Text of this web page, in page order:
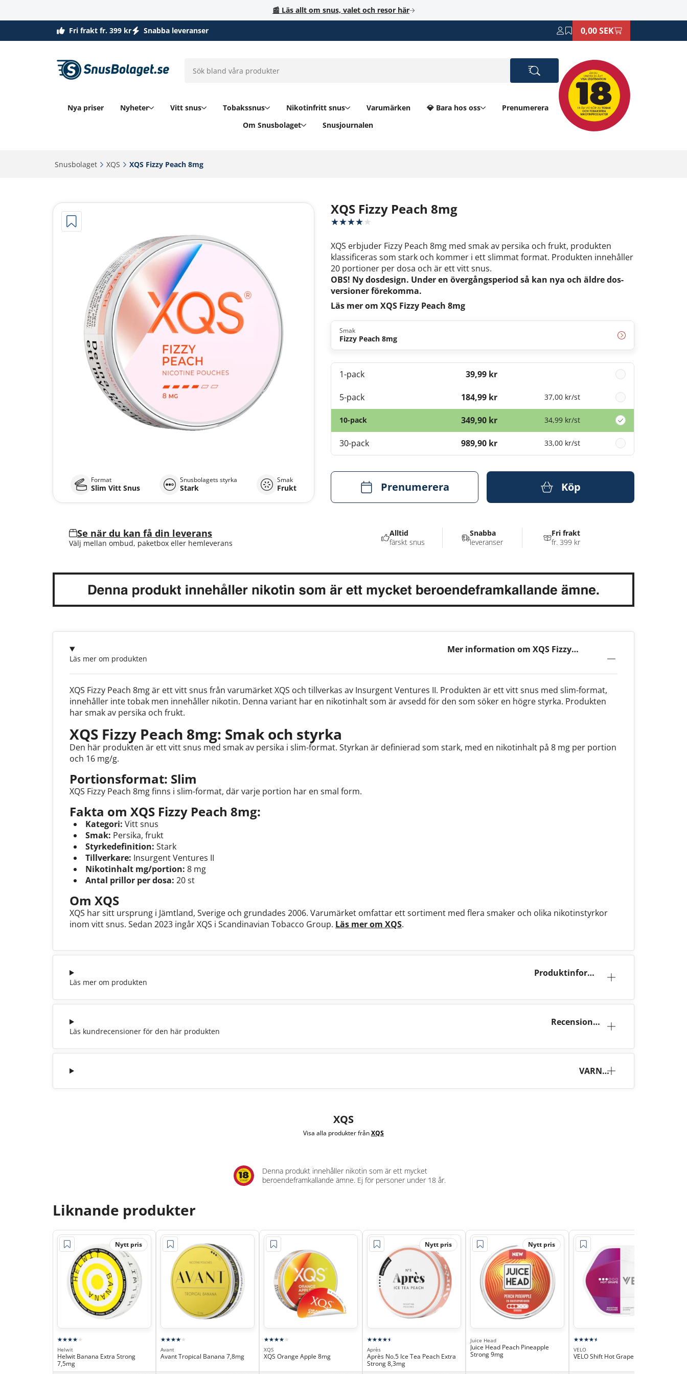
📰 Läs allt om snus, valet och resor här
Fri frakt fr. 399 kr Snabba leveranser 0,00 SEK
Nya priser Nyheter Vitt snus Tobakssnus Nikotinfritt snus Varumärken 💎 Bara hos oss
Prenumerera
Om Snusbolaget
Snusjournalen
Snusbolaget‎ XQS‎ XQS Fizzy Peach 8mg‎
XQS Fizzy Peach 8mg
XQS erbjuder Fizzy Peach 8mg med smak av persika och frukt, produkten
klassificeras som stark och kommer i ett slimmat format. Produkten innehåller
20 portioner per dosa och är ett vitt snus.
OBS! Ny dosdesign. Under en övergångsperiod så kan nya och äldre dos-
versioner förekomma.
Läs mer om XQS Fizzy Peach 8mg
Format
Slim Vitt Snus
Snusbolagets styrka
Stark
Smak
Frukt
Smak
Fizzy Peach 8mg
1-pack 39,99 kr
5-pack 184,99 kr 37,00 kr/st
10-pack 349,90 kr 34,99 kr/st
30-pack 989,90 kr 33,00 kr/st
Prenumerera Köp
Se när du kan få din leverans
Välj mellan ombud, paketbox eller hemleverans
Mer information om XQS Fizzy
Läs mer om produkten
XQS Fizzy Peach 8mg är ett vitt snus från varumärket XQS och tillverkas av Insurgent Ventures II. Produkten är ett vitt snus med slim-format,
innehåller inte tobak men innehåller nikotin. Denna variant har en nikotinhalt som är avsedd för den som söker en högre styrka. Produkten
har smak av persika och frukt.
XQS Fizzy Peach 8mg: Smak och styrka
Den här produkten är ett vitt snus med smak av persika i slim-format. Styrkan är definierad som stark, med en nikotinhalt på 8 mg per portion
och 16 mg/g.
Portionsformat: Slim
XQS Fizzy Peach 8mg finns i slim-format, där varje portion har en smal form.
Fakta om XQS Fizzy Peach 8mg:
Kategori: Vitt snus
Smak: Persika, frukt
Styrkedefinition: Stark
Tillverkare: Insurgent Ventures II
Nikotinhalt mg/portion: 8 mg
Antal prillor per dosa: 20 st
Om XQS
XQS har sitt ursprung i Jämtland, Sverige och grundades 2006. Varumärket omfattar ett sortiment med flera smaker och olika nikotinstyrkor
inom vitt snus. Sedan 2023 ingår XQS i Scandinavian Tobacco Group. Läs mer om XQS.
Produktinforma
Läs mer om produkten
Recensioner
Läs kundrecensioner för den här produkten
VARNI
XQS
Visa alla produkter frånXQS
Alltid
färskt snus
Snabba
leveranser
Fri frakt
fr. 399 kr
Denna produkt innehåller nikotin som är ett mycket
beroendeframkallande ämne. Ej för personer under 18 år.
Liknande produkter
Nytt pris
Helwit
Helwit Banana Extra Strong
7,5mg
Avant
Avant Tropical Banana 7,8mg
XQS
XQS Orange Apple 8mg
Nytt pris
Après
Après No.5 Ice Tea Peach Extra
Strong 8,3mg
Nytt pris
Juice Head
Juice Head Peach Pineapple
Strong 9mg
VELO
VELO Shift Hot Grape 8mg